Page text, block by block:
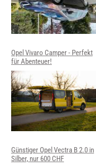
Opel Vivaro Camper - Perfekt
für Abenteuer!
Günstiger Opel Vectra B 2.0 in
Silber, nur 600 CHF